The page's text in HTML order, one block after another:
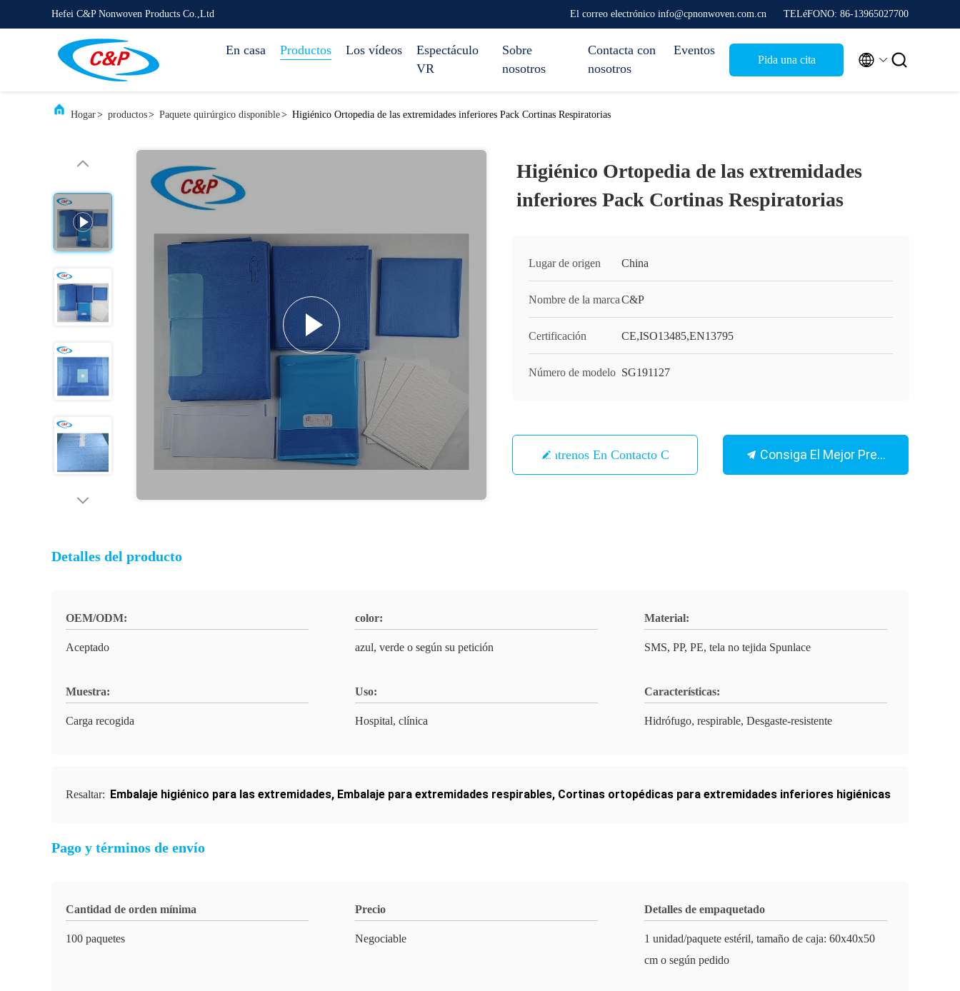
Hefei C&P Nonwoven Products Co.,Ltd El correo electrónico info@cpnonwoven.com.cn TELéFONO: 86-13965027700
En casa Productos Los vídeos
Espectáculo
VR
Sobre
nosotros
Contacta con
nosotros
Eventos
Pida una cita  
Hogar> productos> Paquete quirúrgico disponible> Higiénico Ortopedia de las extremidades inferiores Pack Cortinas Respiratorias
Higiénico Ortopedia de las extremidades
inferiores Pack Cortinas Respiratorias
Lugar de origen China
Nombre de la marcaC&P
Certificación CE,ISO13485,EN13795
Número de modelo SG191127
Éntrenos En Contacto Con Consiga El Mejor Precio
Detalles del producto
OEM/ODM:
Aceptado
color:
azul, verde o según su petición
Material:
SMS, PP, PE, tela no tejida Spunlace
Muestra:
Carga recogida
Uso:
Hospital, clínica
Características:
Hidrófugo, respirable, Desgaste-resistente
Resaltar: Embalaje higiénico para las extremidades, Embalaje para extremidades respirables, Cortinas ortopédicas para extremidades inferiores higiénicas
Pago y términos de envío
Cantidad de orden mínima
100 paquetes
Precio
Negociable
Detalles de empaquetado
1 unidad/paquete estéril, tamaño de caja: 60x40x50
cm o según pedido